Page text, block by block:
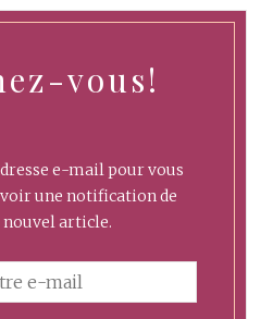
vous!
e-mail pour vous
une notification de
nouvel article.